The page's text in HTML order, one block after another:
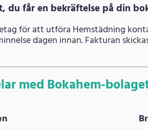
du får en bekräftelse på din
för att utföra Hemstädning
dagen innan. Fakturan
med Bokahem-